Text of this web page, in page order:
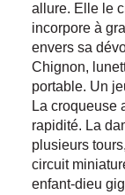
allure. Elle le
incorpore à
envers sa
Chignon,
portable. Un
La croqueuse
rapidité. La
plusieurs
circuit
enfant-dieu